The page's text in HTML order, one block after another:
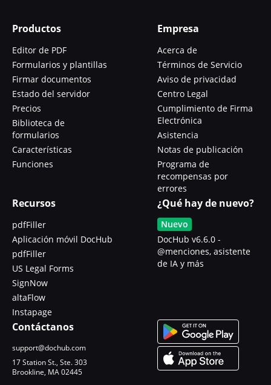
Productos
Editor de PDF
Formularios y plantillas
Firmar documentos
Estado del servidor
Precios
Biblioteca de
formularios
Características
Funciones
Empresa
Acerca de
Términos de Servicio
Aviso de privacidad
Centro Legal
Cumplimiento de Firma
Electrónica
Asistencia
Notas de publicación
Programa de
recompensas por
errores
Recursos
pdfFiller
Aplicación móvil DocHub
pdfFiller
US Legal Forms
SignNow
altaFlow
Instapage
¿Qué hay de nuevo?
Nuevo
DocHub v6.6.0 -
@menciones, asistente
de IA y más
Contáctanos
support@dochub.com
17 Station St., Ste. 303
Brookline, MA 02445